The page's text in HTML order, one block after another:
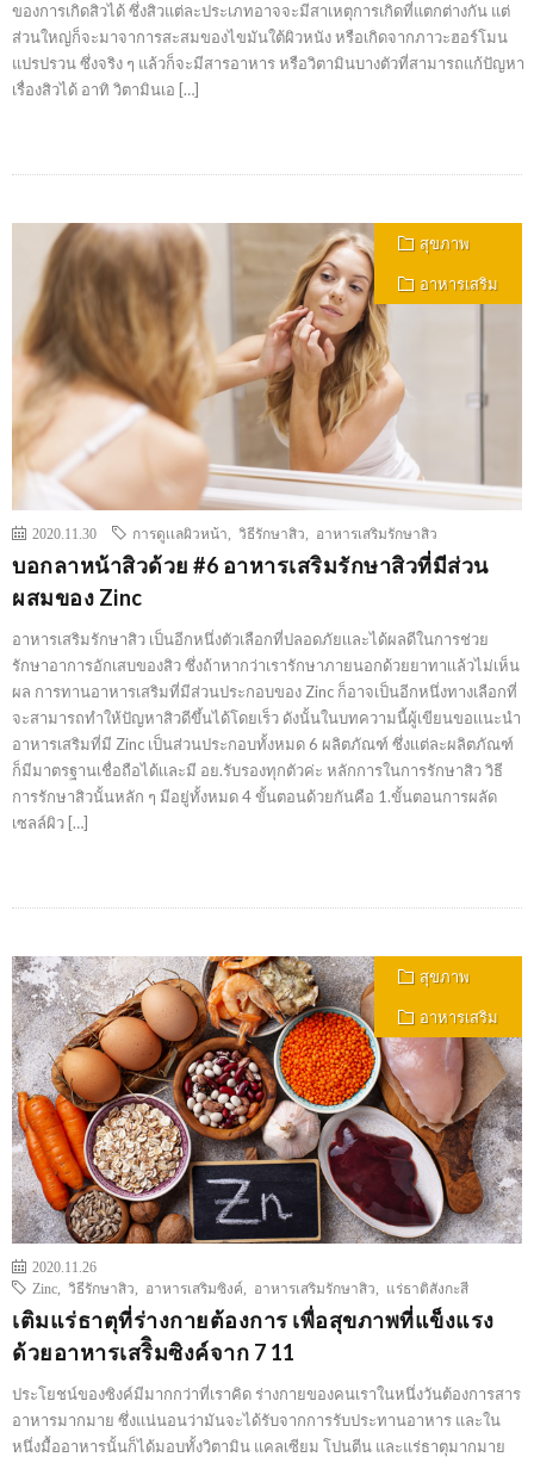
ของการเกิดสิวได้ ซึ่งสิวแต่ละประเภทอาจจะมีสาเหตุการเกิดที่แตกต่างกัน แต่
ส่วนใหญ่ก็จะมาจาการสะสมของไขมันใต้ผิวหนัง หรือเกิดจากภาวะฮอร์โมน
แปรปรวน ซึ่งจริง ๆ แล้วก็จะมีสารอาหาร หรือวิตามินบางตัวที่สามารถแก้ปัญหา
เรื่องสิวได้ อาทิ วิตามินเอ […]
สุขภาพ
อาหารเสริม
2020.11.30 การดูเเลผิวหน้า วิธีรักษาสิว อาหารเสริมรักษาสิว
บอกลาหน้าสิวด้วย #6 อาหารเสริมรักษาสิวที่มีส่วน
ผสมของ Zinc
อาหารเสริมรักษาสิว เป็นอีกหนึ่งตัวเลือกที่ปลอดภัยเเละได้ผลดีในการช่วย
รักษาอาการอักเสบของสิว ซึ่งถ้าหากว่าเรารักษาภายนอกด้วยยาทาเเล้วไม่เห็น
ผล การทานอาหารเสริมที่มีส่วนประกอบของ Zinc ก็อาจเป็นอีกหนึ่งทางเลือกที่
จะสามารถทำให้ปัญหาสิวดีขึ้นได้โดยเร็ว ดังนั้นในบทความนี้ผู้เขียนขอเเนะนำ
อาหารเสริมที่มี Zinc เป็นส่วนประกอบทั้งหมด 6 ผลิตภัณฑ์ ซึ่งเเต่ละผลิตภัณฑ์
ก็มีมาตรฐานเชื่อถือได้เเละมี อย.รับรองทุกตัวค่ะ หลักการในการรักษาสิว วิธี
การรักษาสิวนั้นหลัก ๆ มีอยู่ทั้งหมด 4 ขั้นตอนด้วยกันคือ 1.ขั้นตอนการผลัด
เซลล์ผิว […]
สุขภาพ
อาหารเสริม
2020.11.26
Zinc
วิธีรักษาสิว อาหารเสริมซิงค์ อาหารเสริมรักษาสิว แร่ธาติสังกะสี
เติมแร่ธาตุที่ร่างกายต้องการ เพื่อสุขภาพที่แข็งแรง
ด้วยอาหารเสริิมซิงค์จาก 7 11
ประโยชน์ของซิงค์มีมากกว่าที่เราคิด ร่างกายของคนเราในหนึ่งวันต้องการสาร
อาหารมากมาย ซึ่งแน่นอนว่ามันจะได้รับจากการรับประทานอาหาร และใน
หนึ่งมื้ออาหารนั้นก็ได้มอบทั้งวิตามิน แคลเซียม โปนตีน และแร่ธาตุมากมาย